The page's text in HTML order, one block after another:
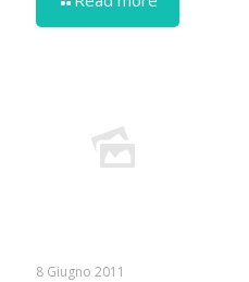
8 Giugno 2011